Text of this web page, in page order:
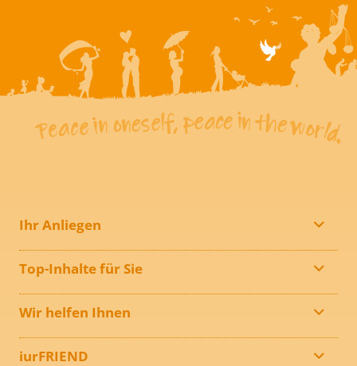
Ihr Anliegen
Top-Inhalte für Sie
Wir helfen Ihnen
iurFRIEND